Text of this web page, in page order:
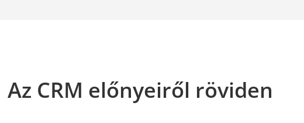
Az CRM előnyeiről röviden